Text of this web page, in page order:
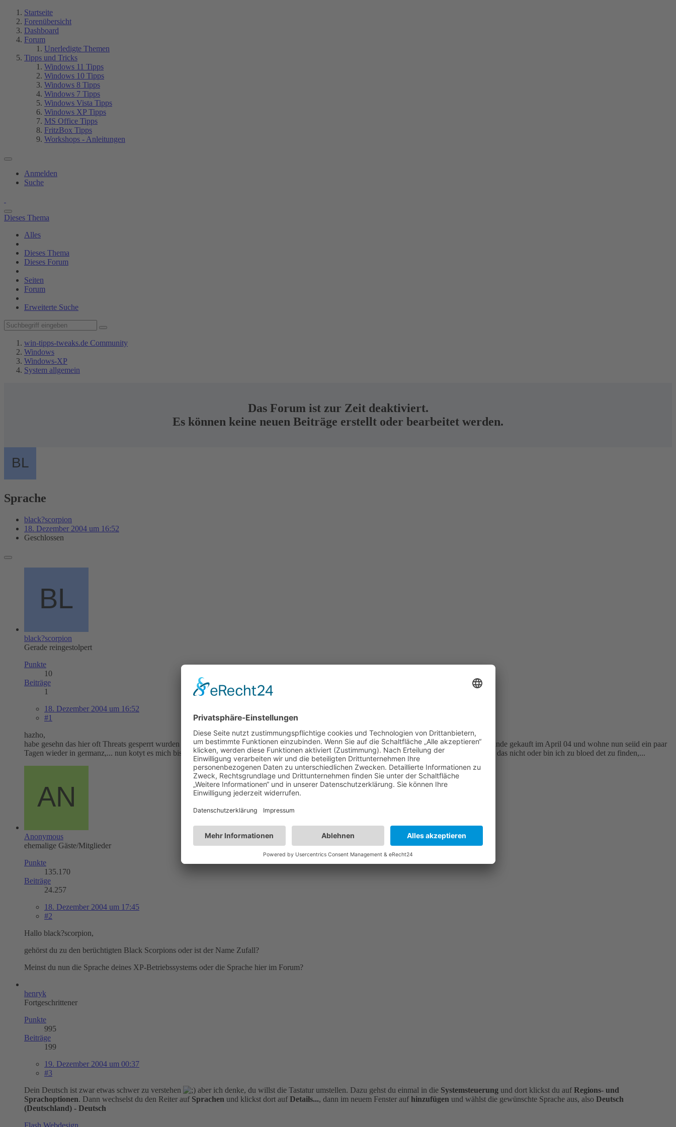
Startseite
Forenübersicht
Dashboard
Forum
Unerledigte Themen
Tipps und Tricks
Windows 11 Tipps
Windows 10 Tipps
Windows 8 Tipps
Windows 7 Tipps
Windows Vista Tipps
Windows XP Tipps
MS Office Tipps
FritzBox Tipps
Workshops - Anleitungen
Anmelden
Suche
Dieses Thema
Alles
Dieses Thema
Dieses Forum
Seiten
Forum
Erweiterte Suche
win-tipps-tweaks.de Community
Windows
Windows-XP
System allgemein
Das Forum ist zur Zeit deaktiviert.
Es können keine neuen Beiträge erstellt oder bearbeitet werden.
Sprache
black?scorpion
18. Dezember 2004 um 16:52
Geschlossen
black?scorpion
Gerade reingestolpert
Punkte
10
Beiträge
1
18. Dezember 2004 um 16:52
#1
hazho,
habe gesehn das hier oft Threats gesperrt wurden beyÄuglich dieser Frage aber ich persÄonlich ebsitye kein Krack sondern habe den PC in Niederlande gekauft im April 04 und wohne nun seiid ein paar
Tagen wieder in germanz,... nun kotyt es mich bisschen an das ich die sprache nichtaauf deustch umstellen kann yumindest finde ich des nicht,.. geht das nicht oder bin ich zu bloed det zu finden,...
Anonymous
ehemalige Gäste/Mitglieder
Punkte
135.170
Beiträge
24.257
18. Dezember 2004 um 17:45
#2
Hallo black?scorpion,
gehörst du zu den berüchtigten Black Scorpions oder ist der Name Zufall?
Meinst du nun die Sprache deines XP-Betriebssystems oder die Sprache hier im Forum?
henryk
Fortgeschrittener
Punkte
995
Beiträge
199
19. Dezember 2004 um 00:37
#3
Dein Deutsch ist zwar etwas schwer zu verstehen
aber ich denke, du willst die Tastatur umstellen. Dazu gehst du einmal in die Systemsteuerung und dort klickst du auf Regions- und
Sprachoptionen. Dann wechselst du den Reiter auf Sprachen und klickst dort auf Details..., dann im neuem Fenster auf hinzufügen und wählst die gewünschte Sprache aus, also Deutsch
(Deutschland) - Deutsch
Flash Webdesign